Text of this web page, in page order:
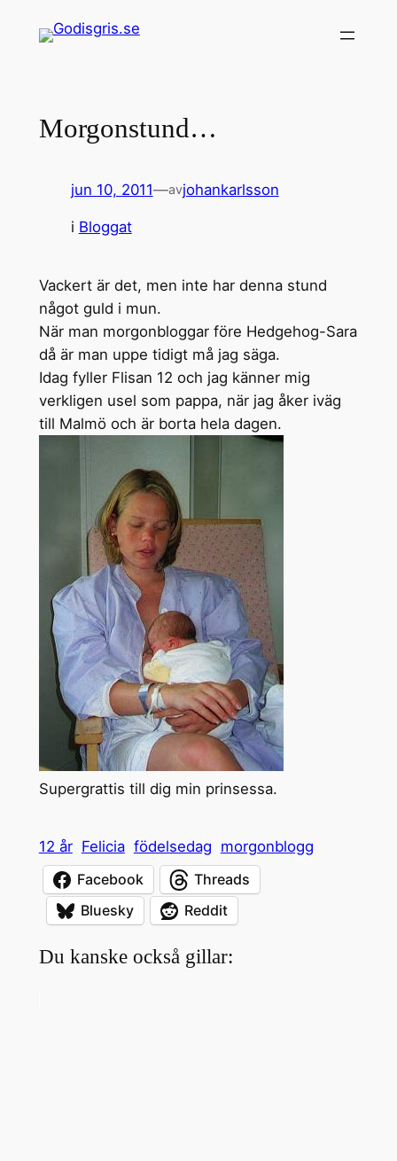
Morgonstund…
jun 10, 2011—avjohankarlsson
i Bloggat
Vackert är det, men inte har denna stund
något guld i mun.
När man morgonbloggar före Hedgehog-Sara
då är man uppe tidigt må jag säga.
Idag fyller Flisan 12 och jag känner mig
verkligen usel som pappa, när jag åker iväg
till Malmö och är borta hela dagen.
Supergrattis till dig min prinsessa.
12 år Felicia födelsedag morgonblogg
Facebook
Threads
Bluesky
Reddit
Du kanske också gillar: